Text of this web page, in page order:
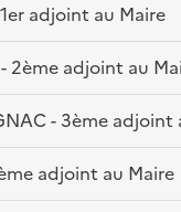
adjoint au Maire
2ème adjoint au
- 3ème adjoint
adjoint au Maire